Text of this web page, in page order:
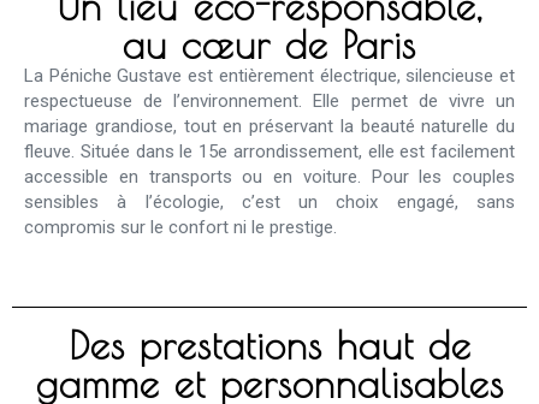
au cœur de Paris
La Péniche Gustave est entièrement électrique, silencieuse et
respectueuse de l’environnement. Elle permet de vivre un
mariage grandiose, tout en préservant la beauté naturelle du
fleuve. Située dans le 15e arrondissement, elle est facilement
accessible en transports ou en voiture. Pour les couples
sensibles à l’écologie, c’est un choix engagé, sans
compromis sur le confort ni le prestige.
Des prestations haut de
gamme et personnalisables